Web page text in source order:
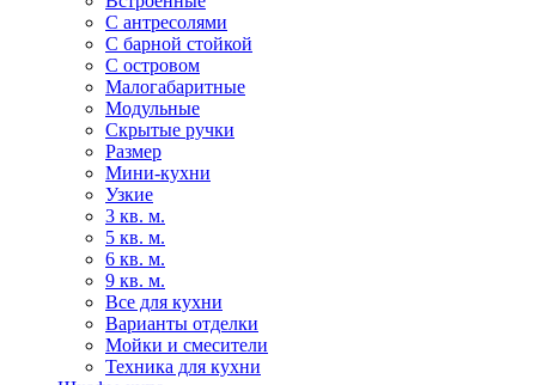
С антресолями
С барной стойкой
С островом
Малогабаритные
Модульные
Скрытые ручки
Размер
Мини-кухни
Узкие
3 кв. м.
5 кв. м.
6 кв. м.
9 кв. м.
Все для кухни
Варианты отделки
Мойки и смесители
Техника для кухни